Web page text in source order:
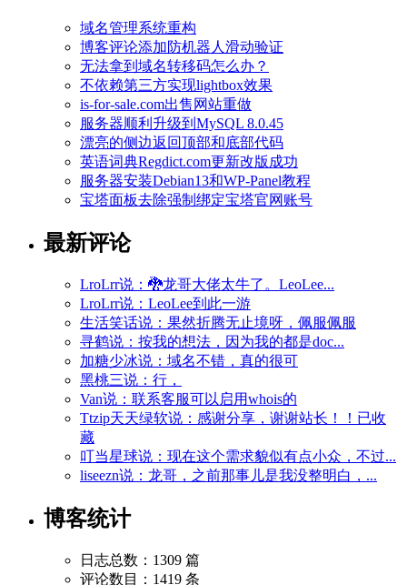
域名管理系统重构
博客评论添加防机器人滑动验证
无法拿到域名转移码怎么办？
不依赖第三方实现lightbox效果
is-for-sale.com出售网站重做
服务器顺利升级到MySQL 8.0.45
漂亮的侧边返回顶部和底部代码
英语词典Regdict.com更新改版成功
服务器安装Debian13和WP-Panel教程
宝塔面板去除强制绑定宝塔官网账号
最新评论
LroLrr说：🐉龙哥大佬太牛了。LeoLee...
LroLrr说：LeoLee到此一游
生活笑话说：果然折腾无止境呀，佩服佩服
寻鹤说：按我的想法，因为我的都是doc...
加糖少冰说：域名不错，真的很可
黑桃三说：行，
Van说：联系客服可以启用whois的
Ttzip天天绿软说：感谢分享，谢谢站长！！已收
藏
叮当星球说：现在这个需求貌似有点小众，不过...
liseezn说：龙哥，之前那事儿是我没整明白，...
博客统计
日志总数：1309 篇
评论数目：1419 条